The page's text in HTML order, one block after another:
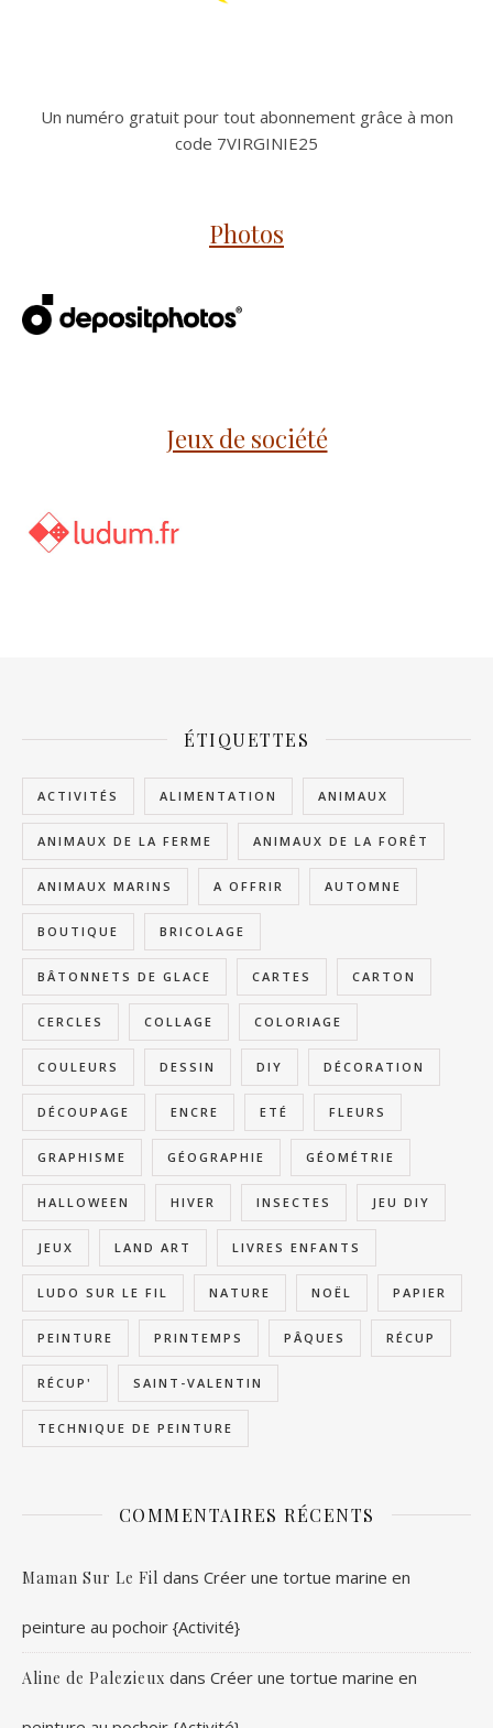
Un numéro gratuit pour tout abonnement grâce à mon
code 7VIRGINIE25
Photos
Jeux de société
ÉTIQUETTES
ACTIVITÉS ALIMENTATION ANIMAUX
ANIMAUX DE LA FERME ANIMAUX DE LA FORÊT
ANIMAUX MARINS A OFFRIR AUTOMNE
BOUTIQUE BRICOLAGE
BÂTONNETS DE GLACE CARTES CARTON
CERCLES COLLAGE COLORIAGE
COULEURS DESSIN DIY DÉCORATION
DÉCOUPAGE ENCRE ETÉ FLEURS
GRAPHISME GÉOGRAPHIE GÉOMÉTRIE
HALLOWEEN HIVER INSECTES JEU DIY
JEUX LAND ART LIVRES ENFANTS
LUDO SUR LE FIL NATURE NOËL PAPIER
PEINTURE PRINTEMPS PÂQUES RÉCUP
RÉCUP' SAINT-VALENTIN
TECHNIQUE DE PEINTURE
COMMENTAIRES RÉCENTS
Maman Sur Le Fil dans Créer une tortue marine en
peinture au pochoir {Activité}
Aline de Palezieux dans Créer une tortue marine en